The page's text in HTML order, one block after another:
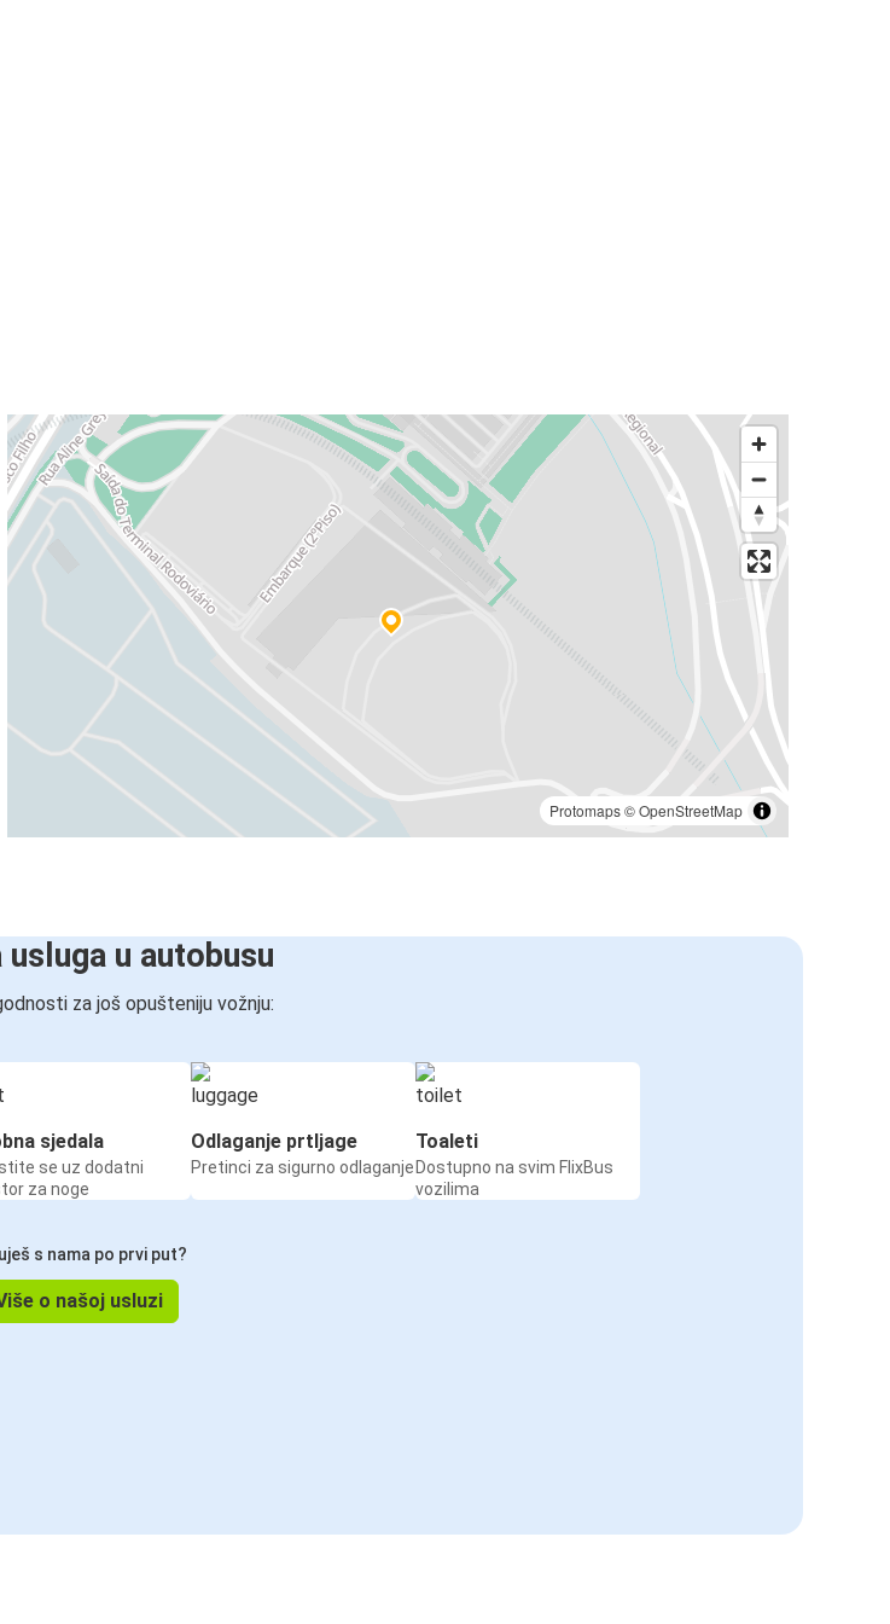
Protomaps©OpenStreetMap
usluga u autobusu
za još opušteniju vožnju:
sjedala
se uz dodatni
za noge
Odlaganje prtljage
Pretinci za sigurno odlaganje
Toaleti
Dostupno na svim FlixBus
vozilima
s nama po prvi put?
o našoj usluzi